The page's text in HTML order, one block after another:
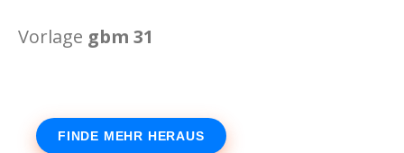
Vorlage gbm 31
FINDE MEHR HERAUS